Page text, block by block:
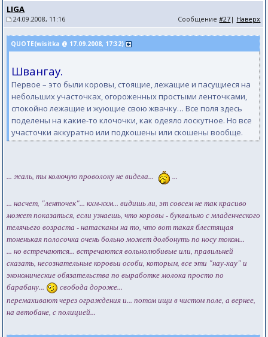
LIGA
24.09.2008, 11:16 Сообщение#27 | Наверх
QUOTE(wisitka @ 17.09.2008, 17:32)
Швангау.
Первое – это были коровы, стоящие, лежащие и пасущиеся на
небольших участочках, огороженных простыми ленточками,
спокойно лежащие и жующие свою жвачку… Все поля здесь
поделены на какие-то клочочки, как одеяло лоскутное. Но все
участочки аккуратно или подкошены или скошены вообще.
... жаль, ты колючую проволоку не видела... ...
... насчет, "ленточек"... кхм-кхм... видишь ли, эт совсем не так красиво
может показаться, если узнаешь, что коровы - буквально с младенческого
телячьего возраста - натасканы на то, что вот такая блестящая
тоненькая полосочка очень больно может долбонуть по носу током...
... но встречаются... встречаются вольнолюбивые или, правильней
сказать, несознательные коровьи особи, которым, все эти "нау-хау" и
экономические обязательства по выработке молока просто по
барабану...
свобода дороже...
перемахивают через ограждения и... потом ищи в чистом поле, а вернее,
на автобане, с полицией...